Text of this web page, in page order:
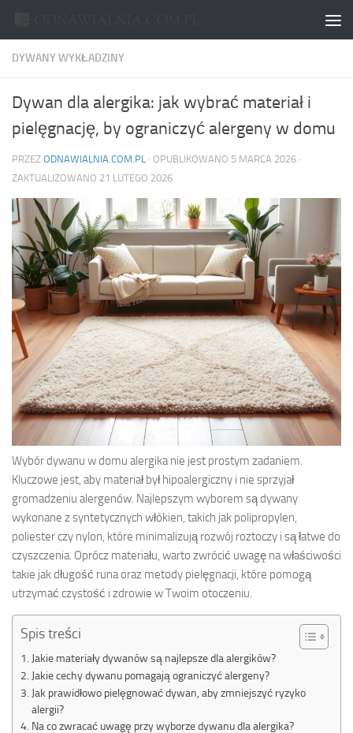
DYWANY WYKŁADZINY
Dywan dla alergika: jak wybrać materiał i
pielęgnację, by ograniczyć alergeny w domu
PRZEZ ODNAWIALNIA.COM.PL · OPUBLIKOWANO 5 MARCA 2026 ·
ZAKTUALIZOWANO 21 LUTEGO 2026
Wybór dywanu w domu alergika nie jest prostym zadaniem.
Kluczowe jest, aby materiał był hipoalergiczny i nie sprzyjał
gromadzeniu alergenów. Najlepszym wyborem są dywany
wykonane z syntetycznych włókien, takich jak polipropylen,
poliester czy nylon, które minimalizują rozwój roztoczy i są łatwe do
czyszczenia. Oprócz materiału, warto zwrócić uwagę na właściwości
takie jak długość runa oraz metody pielęgnacji, które pomogą
utrzymać czystość i zdrowie w Twoim otoczeniu.
Spis treści
Jakie materiały dywanów są najlepsze dla alergików?
Jakie cechy dywanu pomagają ograniczyć alergeny?
Jak prawidłowo pielęgnować dywan, aby zmniejszyć ryzyko
alergii?
Na co zwracać uwagę przy wyborze dywanu dla alergika?